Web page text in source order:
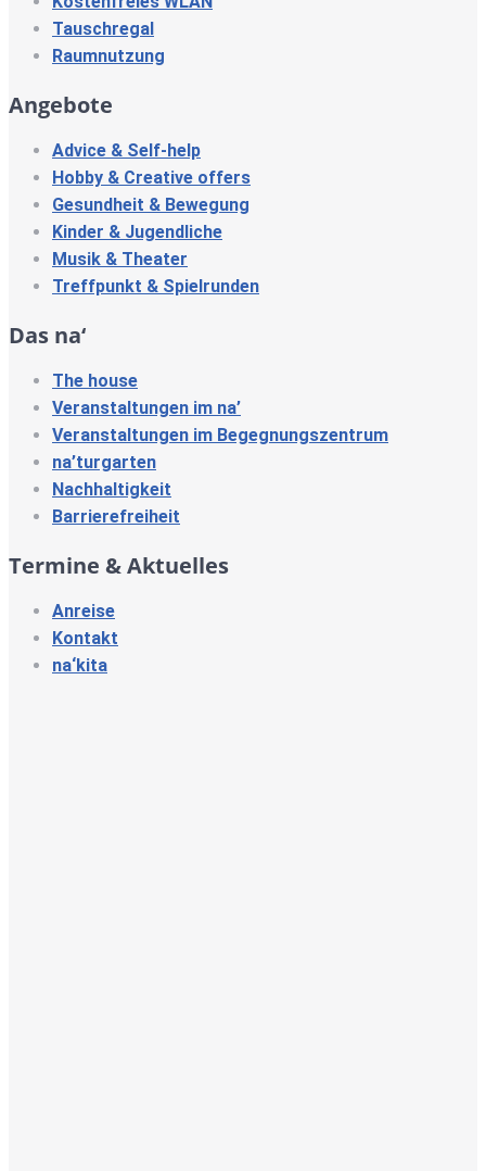
Tauschregal
Raumnutzung
Angebote
Advice & Self-help
Hobby & Creative offers
Gesundheit & Bewegung
Kinder & Jugendliche
Musik & Theater
Treffpunkt & Spielrunden
Das na‘
The house
Veranstaltungen im na’
Veranstaltungen im Begegnungszentrum
na’turgarten
Nachhaltigkeit
Barrierefreiheit
Termine & Aktuelles
Anreise
Kontakt
na‘kita